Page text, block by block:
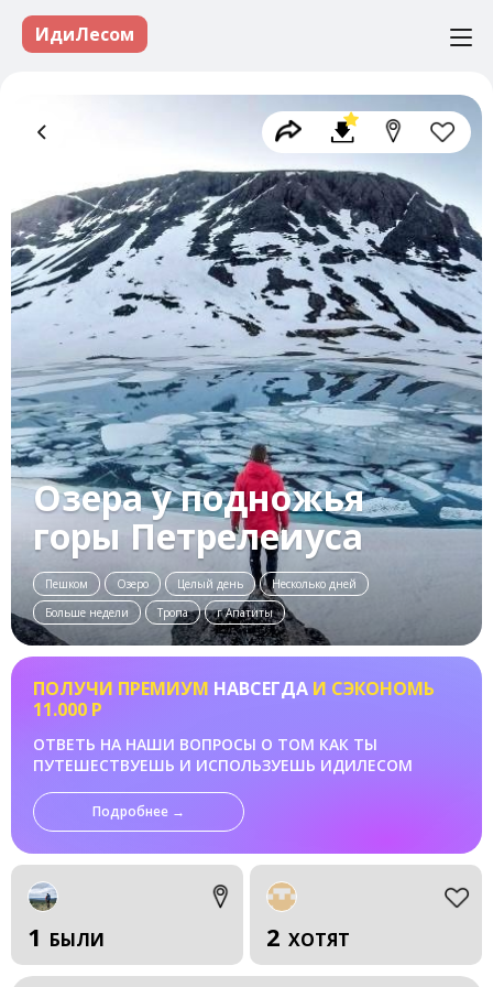
ИдиЛесом
Озера у подножья
горы Петрелеиуса
Пешком Озеро Целый день
Несколько дней
Больше недели
Тропа г Апатиты
ПОЛУЧИ ПРЕМИУМ НАВСЕГДА И СЭКОНОМЬ
11.000 Р
ОТВЕТЬ НА НАШИ ВОПРОСЫ О ТОМ КАК ТЫ
ПУТЕШЕСТВУЕШЬ И ИСПОЛЬЗУЕШЬ ИДИЛЕСОМ
Подробнее →
1 БЫЛИ 2 ХОТЯТ